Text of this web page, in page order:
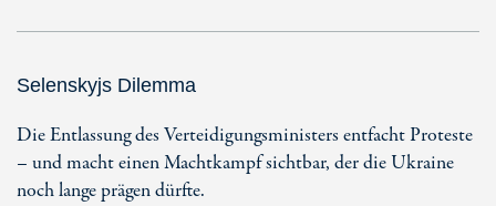
Selenskyjs Dilemma
Die Entlassung des Verteidigungsministers entfacht Proteste
– und macht einen Machtkampf sichtbar, der die Ukraine
noch lange prägen dürfte.